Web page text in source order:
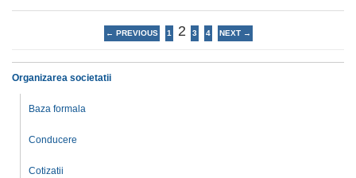
← PREVIOUS 1 2 3 4 NEXT →
Organizarea societatii
Baza formala
Conducere
Cotizatii